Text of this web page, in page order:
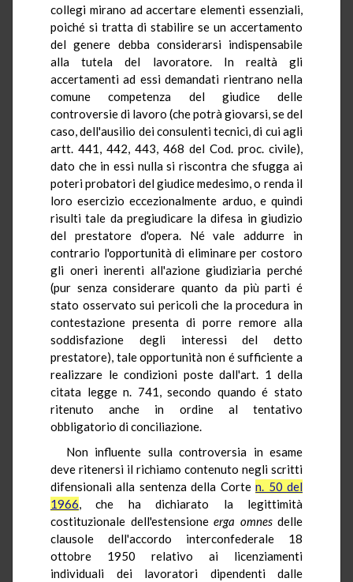
collegi mirano ad accertare elementi essenziali,
poiché si tratta di stabilire se un accertamento
del genere debba considerarsi indispensabile
alla tutela del lavoratore. In realtà gli
accertamenti ad essi demandati rientrano nella
comune competenza del giudice delle
controversie di lavoro (che potrà giovarsi, se del
caso, dell'ausilio dei consulenti tecnici, di cui agli
artt. 441, 442, 443, 468 del Cod. proc. civile),
dato che in essi nulla si riscontra che sfugga ai
poteri probatori del giudice medesimo, o renda il
loro esercizio eccezionalmente arduo, e quindi
risulti tale da pregiudicare la difesa in giudizio
del prestatore d'opera. Né vale addurre in
contrario l'opportunità di eliminare per costoro
gli oneri inerenti all'azione giudiziaria perché
(pur senza considerare quanto da più parti é
stato osservato sui pericoli che la procedura in
contestazione presenta di porre remore alla
soddisfazione degli interessi del detto
prestatore), tale opportunità non é sufficiente a
realizzare le condizioni poste dall'art. 1 della
citata legge n. 741, secondo quando é stato
ritenuto anche in ordine al tentativo
obbligatorio di conciliazione.
Non influente sulla controversia in esame
deve ritenersi il richiamo contenuto negli scritti
difensionali alla sentenza della Corten. 50 del
1966, che ha dichiarato la legittimità
costituzionale dell'estensione erga omnesdelle
clausole dell'accordo interconfederale 18
ottobre 1950 relativo ai licenziamenti
individuali dei lavoratori dipendenti dalle